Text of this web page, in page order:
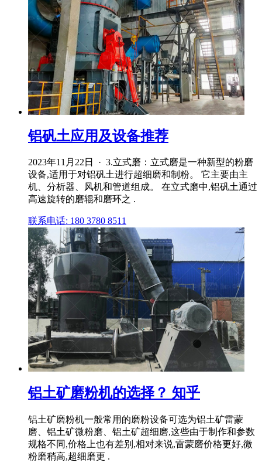
铝矾土应用及设备推荐
2023年11月22日 · 3.立式磨：立式磨是一种新型的粉磨
设备,适用于对铝矾土进行超细磨和制粉。 它主要由主
机、分析器、风机和管道组成。 在立式磨中,铝矾土通过
高速旋转的磨辊和磨环之 .
联系电话: 180 3780 8511
铝土矿磨粉机的选择？ 知乎
铝土矿磨粉机一般常用的磨粉设备可选为铝土矿雷蒙
磨、铝土矿微粉磨、铝土矿超细磨,这些由于制作和参数
规格不同,价格上也有差别,相对来说,雷蒙磨价格更好,微
粉磨稍高,超细磨更 .